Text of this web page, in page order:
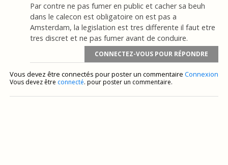
Par contre ne pas fumer en public et cacher sa beuh
dans le calecon est obligatoire on est pas a
Amsterdam, la legislation est tres differente il faut etre
tres discret et ne pas fumer avant de conduire.
CONNECTEZ-VOUS POUR RÉPONDRE
Vous devez être connectés pour poster un commentaire Connexion
Vous devez être connecté. pour poster un commentaire.